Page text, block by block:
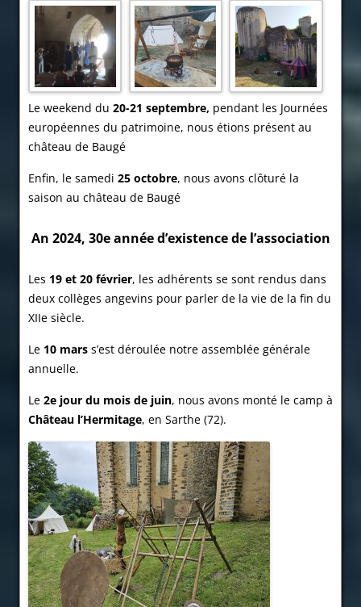
Le weekend du 20-21 septembre, pendant les Journées
européennes du patrimoine, nous étions présent au
château de Baugé
Enfin, le samedi 25 octobre, nous avons clôturé la
saison au château de Baugé
An 2024, 30e année d’existencede l’association
Les 19 et 20 février, les adhérents se sont rendus dans
deux collèges angevins pour parler de la vie de la fin du
XIIe siècle.
Le 10 mars s’est déroulée notre assemblée générale
annuelle.
Le 2e jour du mois de juin, nous avons monté le camp à
Château l’Hermitage, en Sarthe (72).